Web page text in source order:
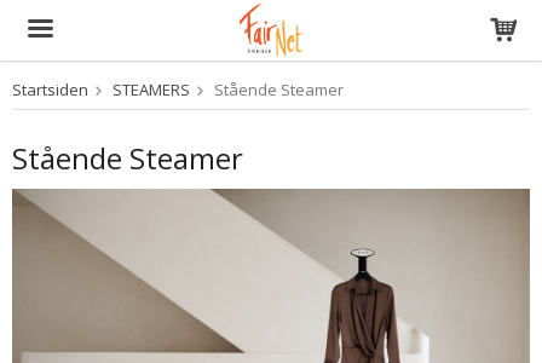
Produktet er blevet tilføjet til din indkøbskurv
Startsiden STEAMERS Stående Steamer
Stående Steamer